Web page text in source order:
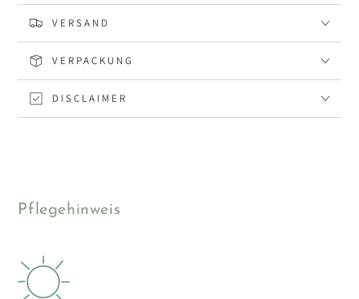
VERSAND
VERPACKUNG
DISCLAIMER
Pflegehinweis